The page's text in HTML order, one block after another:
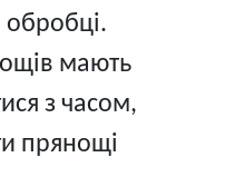
обробці.
мають
з часом,
прянощі